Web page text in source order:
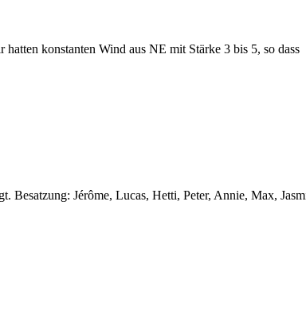
konstanten Wind aus NE mit Stärke 3 bis 5, so dass
Besatzung: Jérôme, Lucas, Hetti, Peter, Annie, Max,